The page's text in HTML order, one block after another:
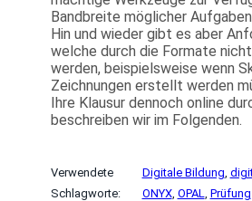
Bandbreite möglicher
Hin und wieder gibt es aber
welche durch die Formate
werden, beispielsweise wenn
Zeichnungen erstellt werden
Ihre Klausur dennoch online
beschreiben wir im Folgenden.
Verwendete
Schlagworte:
Digitale Bildung
ONYX, OPAL Prüfung